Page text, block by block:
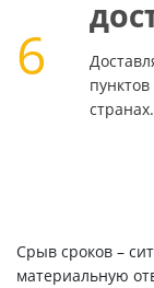
6
странах.
Срыв сроков –
материальную